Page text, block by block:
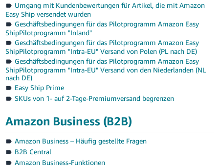
Umgang mit Kundenbewertungen für Artikel, die mit Amazon
Easy Ship versendet wurden
Geschäftsbedingungen für das Pilotprogramm Amazon Easy
ShipPilotprogramm "Inland"
Geschäftsbedingungen für das Pilotprogramm Amazon Easy
ShipPilotprogramm "Intra-EU" Versand von Polen (PL nach DE)
Geschäftsbedingungen für das Pilotprogramm Amazon Easy
ShipPilotprogramm "Intra-EU" Versand von den Niederlanden (NL
nach DE)
Easy Ship Prime
SKUs von 1- auf 2-Tage-Premiumversand begrenzen
Amazon Business (B2B)
Amazon Business – Häufig gestellte Fragen
B2B Central
Amazon Business-Funktionen